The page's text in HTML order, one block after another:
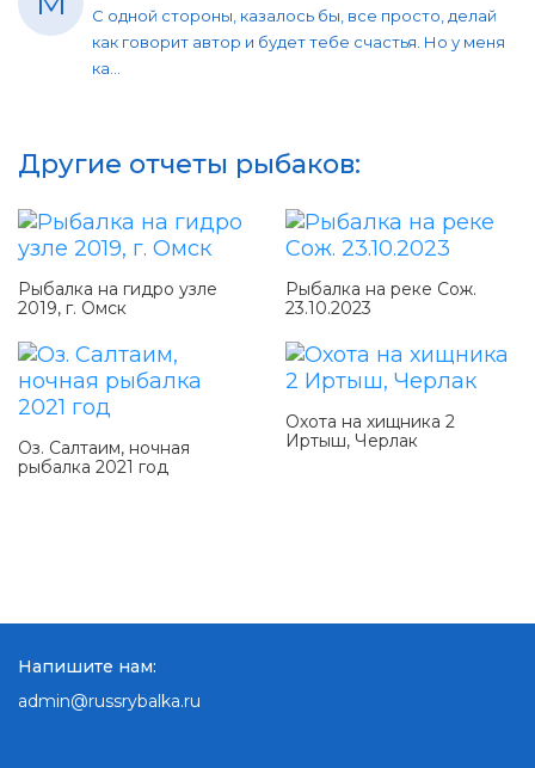
С одной стороны, казалось бы, все просто, делай
как говорит автор и будет тебе счастья. Но у меня
ка...
Другие отчеты рыбаков:
Рыбалка на гидро узле
2019, г. Омск
Рыбалка на реке Сож.
23.10.2023
Оз. Салтаим, ночная
рыбалка 2021 год
Охота на хищника 2
Иртыш, Черлак
Напишите нам:
admin@russrybalka.ru